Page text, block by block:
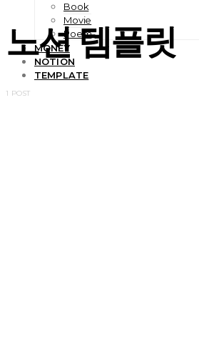
Book
Movie
Poem
MONEY
NOTION
TEMPLATE
노션 템플릿
1 POST